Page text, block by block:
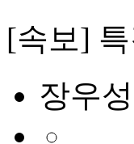
[속보]
장우